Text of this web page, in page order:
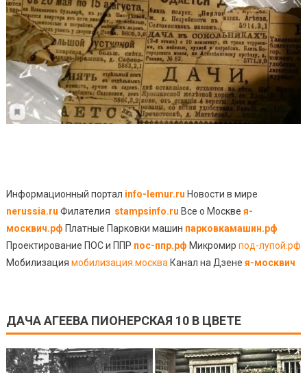
Информационный портал info-lemur.ru Новости в мире
nerussia.ru Филателия stampsinfo.ru Все о Москве я-
москвич.рф Платные Парковки машин парковкамашин.рф
Проектирование ПОС и ППР пос-ппр.рф Микромир под-лупой.рф
Мобилизация мобилизация.москваКанал на Дзене я-москвич
ДАЧА АГЕЕВА ПИОНЕРСКАЯ 10 В ЦВЕТЕ